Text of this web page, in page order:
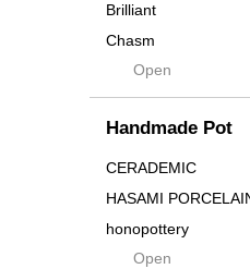
Brilliant
Chasm
Contra
Cream
Crown
Distortion
Drop
DUNE
Flames
Open
Handmade Pot
CERADEMIC
HASAMI
honopottery
nocturne
Open